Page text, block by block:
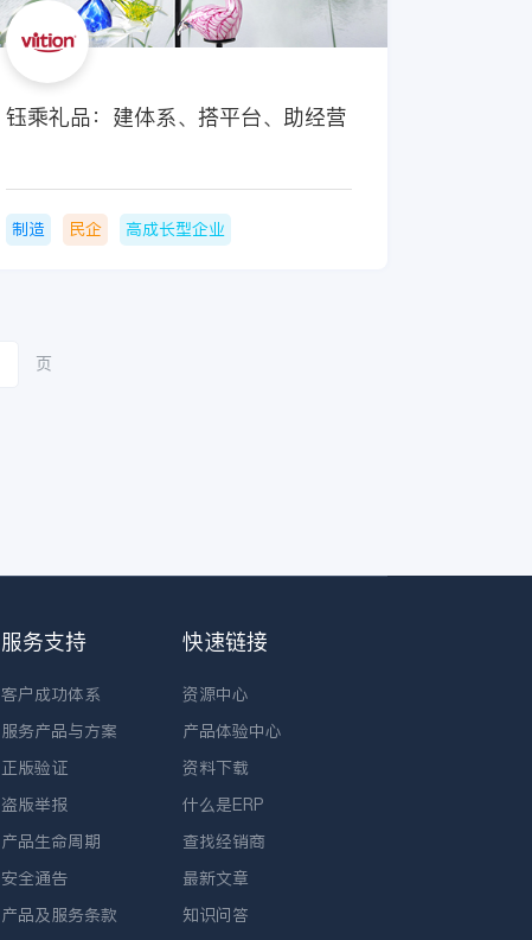
钰乘礼品：建体系、搭平台、助经营
制造 民企 高成长型企业
页
服务支持
客户成功体系
服务产品与方案
正版验证
盗版举报
产品生命周期
安全通告
产品及服务条款
快速链接
资源中心
产品体验中心
资料下载
什么是ERP
查找经销商
最新文章
知识问答